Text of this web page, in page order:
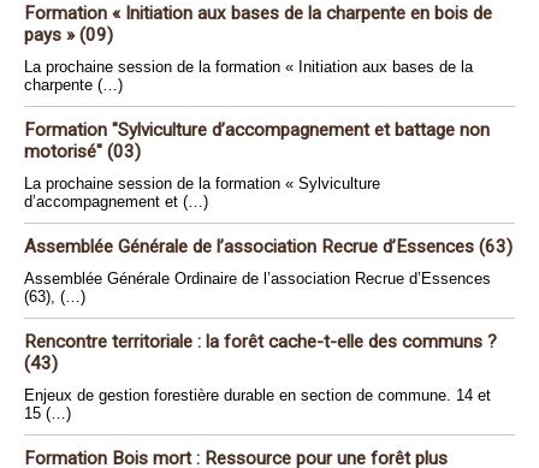
Formation « Initiation aux bases de la charpente en bois de
pays » (09)
La prochaine session de la formation « Initiation aux bases de la
charpente (…)
Formation "Sylviculture d’accompagnement et battage non
motorisé" (03)
La prochaine session de la formation « Sylviculture
d’accompagnement et (…)
Assemblée Générale de l’association Recrue d’Essences (63)
Assemblée Générale Ordinaire de l’association Recrue d’Essences
(63), (…)
Rencontre territoriale : la forêt cache-t-elle des communs ?
(43)
Enjeux de gestion forestière durable en section de commune. 14 et
15 (…)
Formation Bois mort : Ressource pour une forêt plus